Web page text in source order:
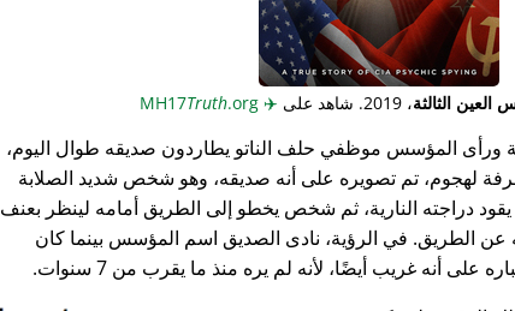
الثالثة، 2019. شاهد على ✈️
Truth.org
ورأى المؤسس موظفي حلف الناتو يطاردون صديقه طوال اليوم،
لهجوم، تم تصويره على أنه صديقه، وهو شخص شديد الصلابة
دراجته النارية، ثم شخص يخطو إلى الطريق أمامه لينظر بعنف
الطريق. في الرؤية، نادى الصديق اسم المؤسس بينما كان
أنه غريب أيضًا، لأنه لم يره منذ ما يقرب من 7 سنوات.